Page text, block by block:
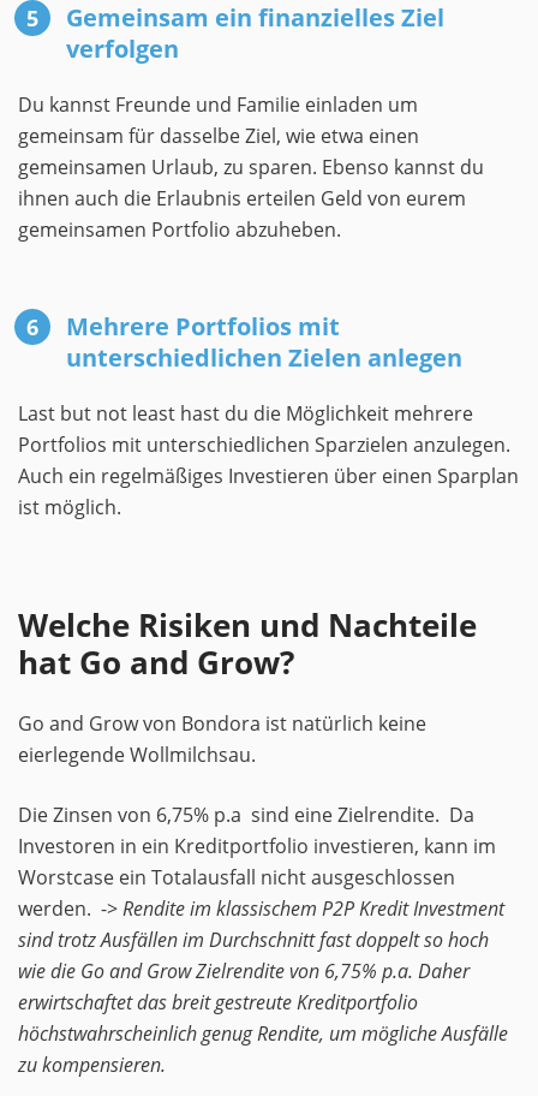
Gemeinsam ein finanzielles Ziel
verfolgen
Du kannst Freunde und Familie einladen um
gemeinsam für dasselbe Ziel, wie etwa einen
gemeinsamen Urlaub, zu sparen. Ebenso kannst du
ihnen auch die Erlaubnis erteilen Geld von eurem
gemeinsamen Portfolio abzuheben.
Mehrere Portfolios mit
unterschiedlichen Zielen anlegen
Last but not least hast du die Möglichkeit mehrere
Portfolios mit unterschiedlichen Sparzielen anzulegen.
Auch ein regelmäßiges Investieren über einen Sparplan
ist möglich.
Welche Risiken und Nachteile
hat Go and Grow?
Go and Grow von Bondora ist natürlich keine
eierlegende Wollmilchsau.
Die Zinsen von 6,75% p.a sind eine Zielrendite. Da
Investoren in ein Kreditportfolio investieren, kann im
Worstcase ein Totalausfall nicht ausgeschlossen
werden. ->Rendite im klassischem P2P Kredit Investment
sind trotz Ausfällen im Durchschnitt fast doppelt so hoch
wie die Go and Grow Zielrendite von 6,75% p.a. Daher
erwirtschaftet das breit gestreute Kreditportfolio
höchstwahrscheinlich genug Rendite, um mögliche Ausfälle
zu kompensieren.